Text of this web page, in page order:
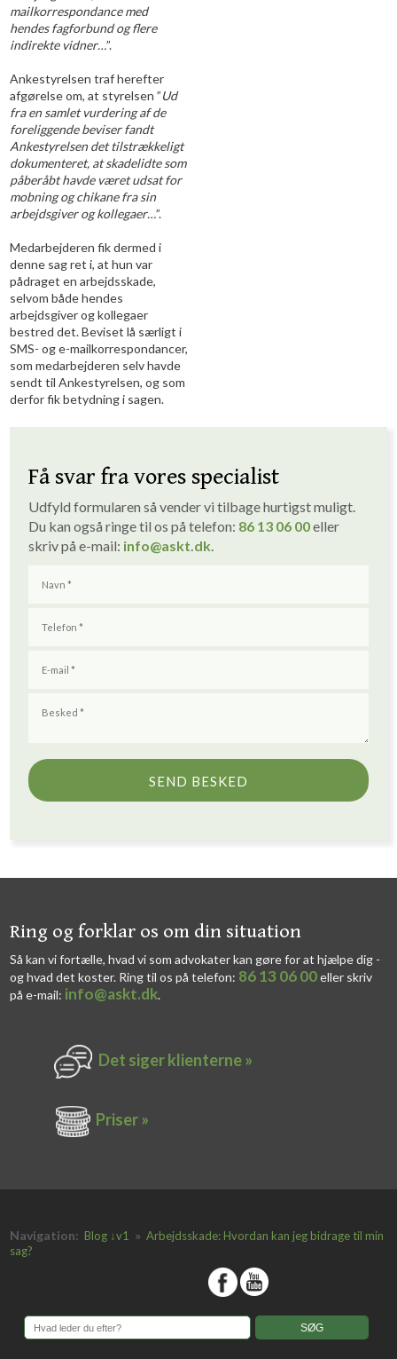
mailkorrespondance med
hendes fagforbund og flere
indirekte vidner…”.
Ankestyrelsen traf herefter
afgørelse om, at styrelsen ”Ud
fra en samlet vurdering af de
foreliggende beviser fandt
Ankestyrelsen det tilstrækkeligt
dokumenteret, at skadelidte som
påberåbt havde været udsat for
mobning og chikane fra sin
arbejdsgiver og kollegaer…”.​
Medarbejderen fik dermed i
denne sag ret i, at hun var
pådraget en arbejdsskade,
selvom både hendes
arbejdsgiver og kollegaer
bestred det. Beviset lå særligt i
SMS- og e-mailkorrespondancer,
som medarbejderen selv havde
sendt til Ankestyrelsen, og som
derfor fik betydning i sagen.​
Få svar fra vores specialist
Udfyld formularen så vender vi tilbage hurtigst muligt. ​
Du kan også ringe til os på telefon: 86 13 06 00eller
skriv på e-mail: info@askt.dk​.
​​Ring og forklar os om din situation
Så kan vi fortælle, hvad vi som advokater kan gøre for at hjælpe dig -
og hvad det koster. Ring til os på telefon: 86 13 06 00eller skriv
på e-mail: info@askt.dk​.​
Det siger k​lienterne​ »
Priser »
Navigation: Blog ↓v1 » Arbejdsskade: Hvordan kan jeg bidrage til min
sag?
​